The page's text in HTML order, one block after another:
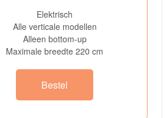
Elektrisch
Alle verticale modellen
Alleen bottom-up
Maximale breedte 220 cm
Bestel